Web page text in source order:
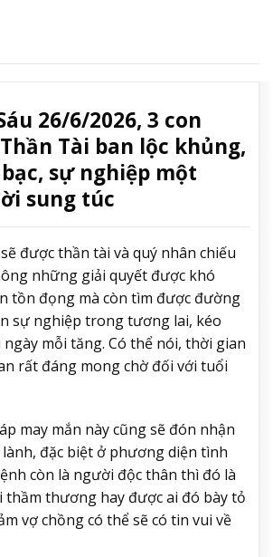
26/6/2026, 3 con
Tài ban lộc khủng,
sự nghiệp một
sung túc
được thần tài và quý nhân chiếu
những giải quyết được khó
tồn đọng mà còn tìm được đường
sự nghiệp trong tương lai, kéo
mỗi tăng. Có thể nói, thời gian
rất đáng mong chờ đối với tuổi
may mắn này cũng sẽ đón nhận
đặc biệt ở phương diện tình
còn là người độc thân thì đó là
thương hay được ai đó bày tỏ
vợ chồng có thể sẽ có tin vui về